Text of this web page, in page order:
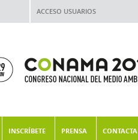
ACCESO USUARIOS
INSCRÍBETE PRENSA CONTACTA